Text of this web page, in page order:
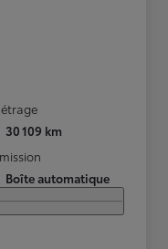
30 109 km
Boîte automatique